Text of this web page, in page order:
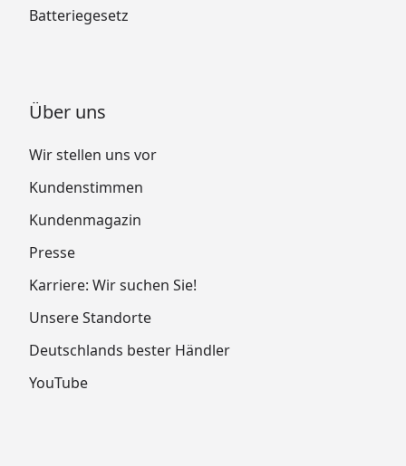
Batteriegesetz
Über uns
Wir stellen uns vor
Kundenstimmen
Kundenmagazin
Presse
Karriere: Wir suchen Sie!
Unsere Standorte
Deutschlands bester Händler
YouTube